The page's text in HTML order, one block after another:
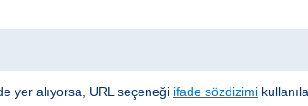
yer alıyorsa, URL seçeneği ifade sözdizimi